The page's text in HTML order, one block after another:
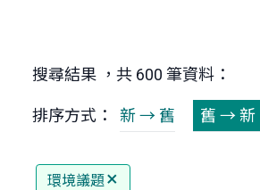
搜尋結果 ，共 600 筆資料：
排序方式： 新 → 舊 舊 → 新
環境議題